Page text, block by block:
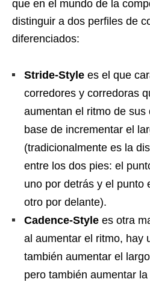
que en el mundo de la
distinguir a dos perfiles de
diferenciados:
Stride-Style es el que
corredores y corredoras
aumentan el ritmo de
base de incrementar el
(tradicionalmente es la
entre los dos pies: el
uno por detrás y el punto
otro por delante).
Cadence-Style es otra
al aumentar el ritmo, hay
también aumentar el
pero también aumentar